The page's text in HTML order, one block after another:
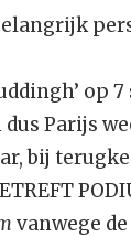
op
Parijs
bij
vanwege